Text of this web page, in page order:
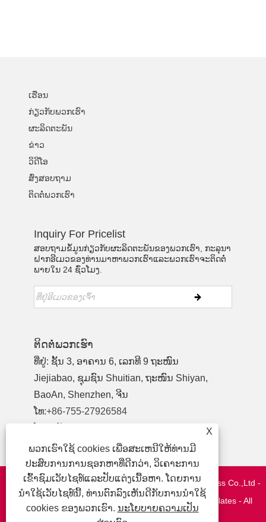
ເຮືອນ
ກ່ຽວ​ກັບ​ພວກ​ເຮົາ
ຜະລິດຕະພັນ
ຂ່າວ
ວິດີໂອ
ສົ່ງສອບຖາມ
ຕິດຕໍ່ພວກເຮົາ
Inquiry For Pricelist
ສອບຖາມຂໍ້ມູນກ່ຽວກັບຜະລິດຕະພັນຂອງພວກເຮົາ, ກະລຸນາ
ຝາກອີເມວຂອງທ່ານມາຫາພວກເຮົາແລະພວກເຮົາຈະຕິດຕໍ່
ພາຍໃນ 24 ຊົ່ວໂມງ.
ຕິດ​ຕໍ່​ພວກ​ເຮົາ
ທີ່ຢູ່: ຊັ້ນ 3, ອາຄານ 6, ເລກທີ 9 ຖະໜົນ
Jiejiabao, ຊຸມຊົນ Shuitian, ຖະໜົນ Shiyan,
BaoAn, Shenzhen, ຈີນ
ໂທ:+86-755-27926584
ອີເມວ:yewu03@szymbp.com
ສະຫງວນລິຂະສິດ © 2020 Shenzhen YanMing Plate Process Co.,Ltd -
Mesh ແລະ Filter, Precision Components, Metal Nameplates - All
Rights Reserved.
X
ພວກເຮົາໃຊ້ cookies ເພື່ອສະເຫນີໃຫ້ທ່ານມີ
ປະສົບການການຊອກຫາທີ່ດີກວ່າ, ວິເຄາະການ
ເຂົ້າຊົມເວັບໄຊທ໌ແລະປັບແຕ່ງເນື້ອຫາ. ໂດຍການ
ນໍາໃຊ້ເວັບໄຊທ໌ນີ້, ທ່ານຕົກລົງເຫັນດີກັບການນໍາໃຊ້
cookies ຂອງພວກເຮົາ. ນະໂຍບາຍຄວາມເປັນ